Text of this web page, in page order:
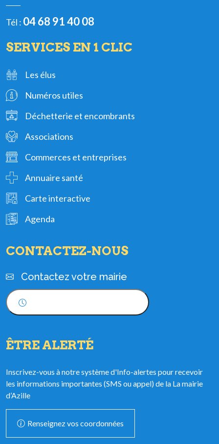
Tél : 04 68 91 40 08
SERVICES EN 1 CLIC
Les élus
Numéros utiles
Déchetterie et encombrants
Associations
Commerces et entreprises
Annuaire santé
Carte interactive
Agenda
CONTACTEZ-NOUS
Contactez votre mairie
ÊTRE ALERTÉ
Inscrivez-vous à notre système d'Info-alertes pour recevoir
les informations importantes (SMS ou appel) de la La mairie
d’Azille
Renseignez vos coordonnées